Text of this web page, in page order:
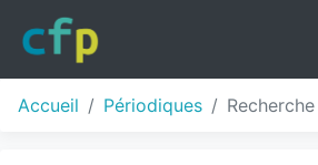
Accueil Périodiques